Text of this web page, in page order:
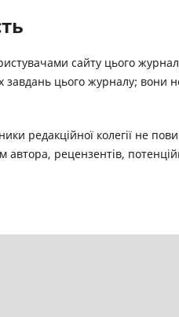
сайту цього
завдань цього журналу; вони
редакційної колегії не
автора, рецензентів,